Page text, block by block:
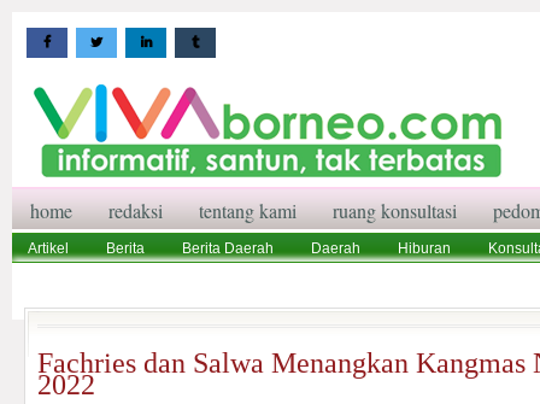
home redaksi tentang kami ruang konsultasi
Artikel Berita Berita Daerah Daerah Hiburan
Fachries dan Salwa Menangkan
2022